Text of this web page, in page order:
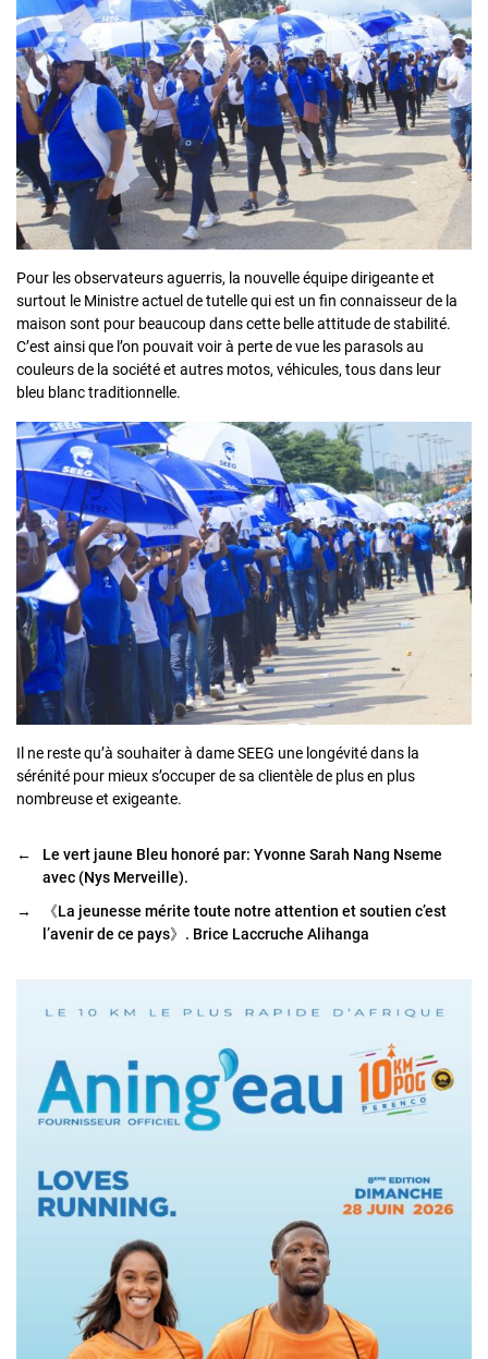
Pour les observateurs aguerris, la nouvelle équipe dirigeante et
surtout le Ministre actuel de tutelle qui est un fin connaisseur de la
maison sont pour beaucoup dans cette belle attitude de stabilité.
C’est ainsi que l’on pouvait voir à perte de vue les parasols au
couleurs de la société et autres motos, véhicules, tous dans leur
bleu blanc traditionnelle.
Il ne reste qu’à souhaiter à dame SEEG une longévité dans la
sérénité pour mieux s’occuper de sa clientèle de plus en plus
nombreuse et exigeante.
←
Le vert jaune Bleu honoré par: Yvonne Sarah Nang Nseme
avec (Nys Merveille).
→
《La jeunesse mérite toute notre attention et soutien c’est
l’avenir de ce pays》. Brice Laccruche Alihanga